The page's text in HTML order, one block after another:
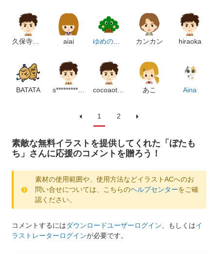
久保寺桃花 aiai ゆめのもり カンカン hiraoka
BATATA s***********************p cocoaotaku あこ Aina
1 2
素敵な無料イラストを提供してくれた「ぼたも
ち」さんに応援のコメントを贈ろう！
素材の使用範囲や、使用方法などイラストACへのお
問い合せについては、こちらのヘルプセンターをご確
認ください。
コメントするにはダウンロードユーザーログイン、もしくはイ
ラストレーターログインが必要です。